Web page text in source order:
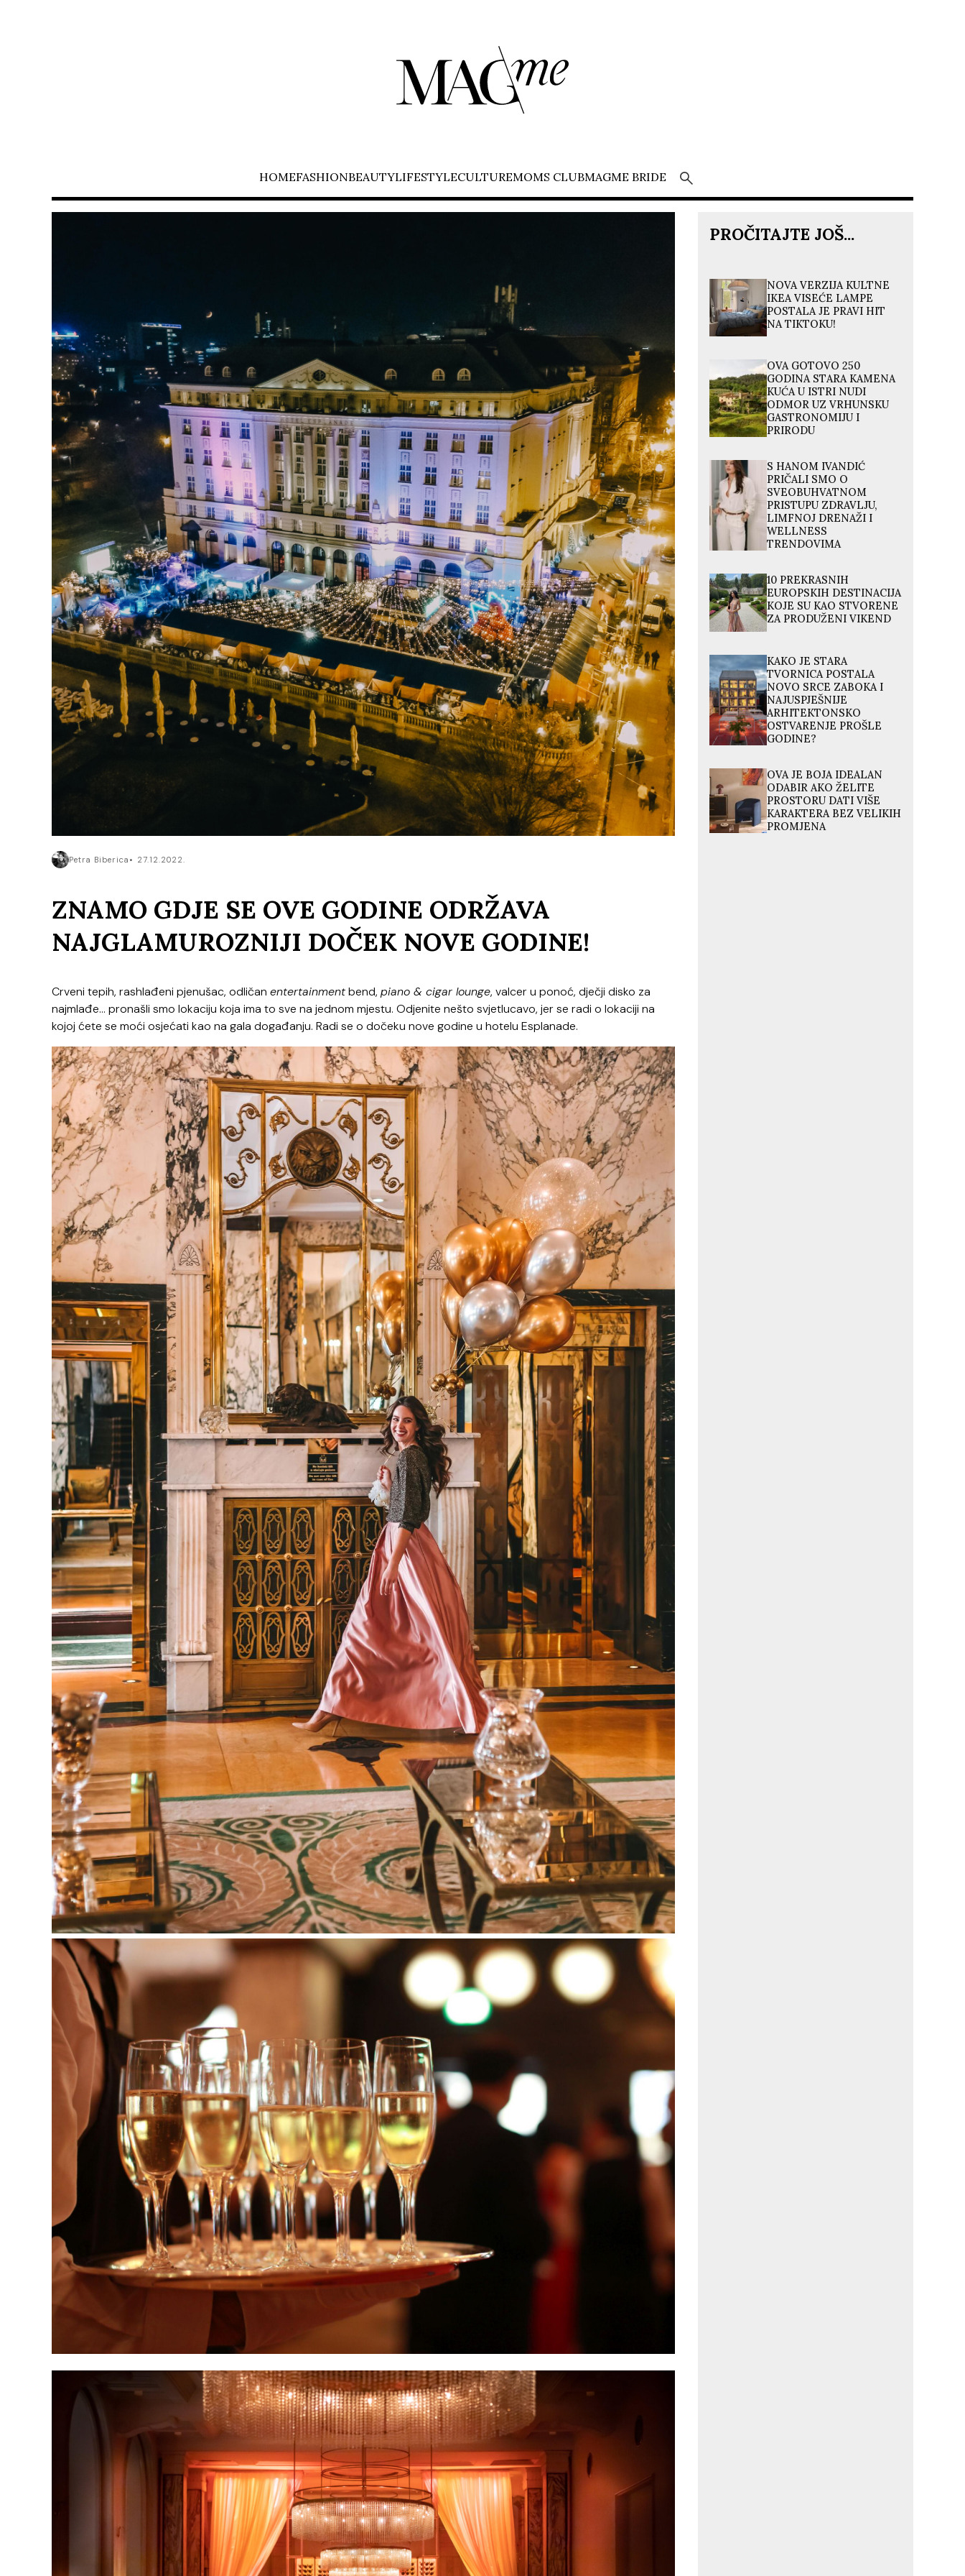
HOMEFASHIONBEAUTYLIFESTYLECULTUREMOMS CLUBMAGME BRIDE
Petra Biberica 27.12.2022.
ZNAMO GDJE SE OVE GODINE ODRŽAVA
NAJGLAMUROZNIJI DOČEK NOVE GODINE!
Crveni tepih, rashlađeni pjenušac, odličan entertainmentbend, piano & cigar lounge, valcer u ponoć, dječji disko za
najmlađe… pronašli smo lokaciju koja ima to sve na jednom mjestu. Odjenite nešto svjetlucavo, jer se radi o lokaciji na
kojoj ćete se moći osjećati kao na gala događanju. Radi se o dočeku nove godine u hotelu Esplanade.
PROČITAJTE JOŠ...
NOVA VERZIJA KULTNE
IKEA VISEĆE LAMPE
POSTALA JE PRAVI HIT
NA TIKTOKU!
OVA GOTOVO 250
GODINA STARA KAMENA
KUĆA U ISTRI NUDI
ODMOR UZ VRHUNSKU
GASTRONOMIJU I
PRIRODU
S HANOM IVANDIĆ
PRIČALI SMO O
SVEOBUHVATNOM
PRISTUPU ZDRAVLJU,
LIMFNOJ DRENAŽI I
WELLNESS
TRENDOVIMA
10 PREKRASNIH
EUROPSKIH DESTINACIJA
KOJE SU KAO STVORENE
ZA PRODUŽENI VIKEND
KAKO JE STARA
TVORNICA POSTALA
NOVO SRCE ZABOKA I
NAJUSPJEŠNIJE
ARHITEKTONSKO
OSTVARENJE PROŠLE
GODINE?
OVA JE BOJA IDEALAN
ODABIR AKO ŽELITE
PROSTORU DATI VIŠE
KARAKTERA BEZ VELIKIH
PROMJENA